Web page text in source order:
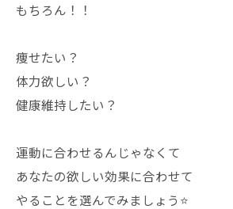
もちろん！！
痩せたい？
体力欲しい？
健康維持したい？
運動に合わせるんじゃなくて
あなたの欲しい効果に合わせて
やることを選んでみましょう⭐️